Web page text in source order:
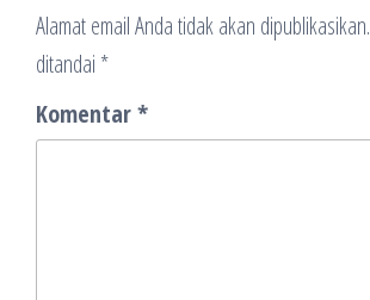
Alamat email Anda tidak akan dipublikasikan.
ditandai *
Komentar*